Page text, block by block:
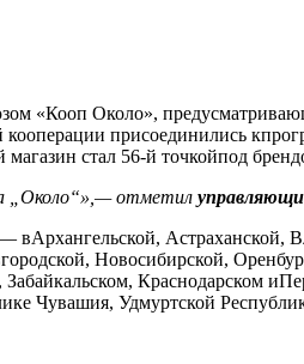
«Кооп Около»,
присоединились
стал 56-й точкойпод
„Около“»,— отметил
Астраханской,
Новосибирской,
Краснодарском
Чувашия, Удмуртской